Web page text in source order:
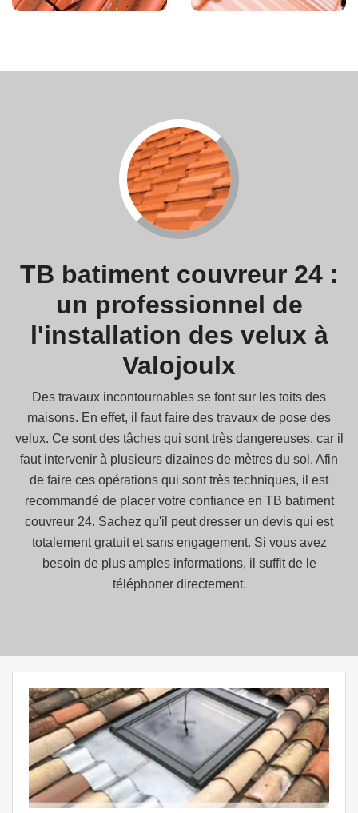
TB batiment couvreur 24 :
un professionnel de
l'installation des velux à
Valojoulx
Des travaux incontournables se font sur les toits des
maisons. En effet, il faut faire des travaux de pose des
velux. Ce sont des tâches qui sont très dangereuses, car il
faut intervenir à plusieurs dizaines de mètres du sol. Afin
de faire ces opérations qui sont très techniques, il est
recommandé de placer votre confiance en TB batiment
couvreur 24. Sachez qu'il peut dresser un devis qui est
totalement gratuit et sans engagement. Si vous avez
besoin de plus amples informations, il suffit de le
téléphoner directement.